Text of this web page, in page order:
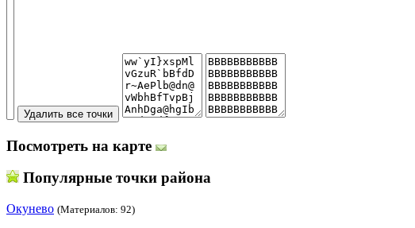
Посмотреть на карте
Популярные точки района
Окунево (Материалов: 92)